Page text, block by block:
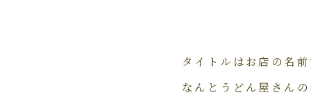
タイトルはお店の名
なんとうどん屋さん